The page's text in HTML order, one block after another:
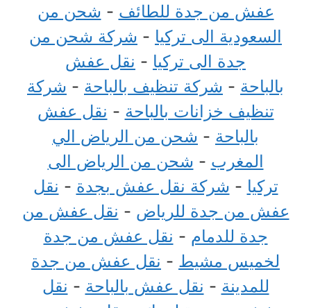
عفش من جدة للطائف - شحن من
السعودية الى تركيا - شركة شحن من
جدة الى تركيا - نقل عفش
بالباحة - شركة تنظيف بالباحة - شركة
تنظيف خزانات بالباحة - نقل عفش
بالباحة - شحن من الرياض الي
المغرب - شحن من الرياض الى
تركيا - شركة نقل عفش بجدة - نقل
عفش من جدة للرياض - نقل عفش من
جدة للدمام - نقل عفش من جدة
لخميس مشيط - نقل عفش من جدة
للمدينة - نقل عفش بالباحة - نقل